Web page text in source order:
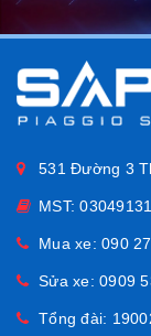
tại, tuy nhiên
khe gió giúp
125 được tinh
531 Đường 3
MST:
Mua xe: 090
Sửa xe: 0909
Tổng đài: